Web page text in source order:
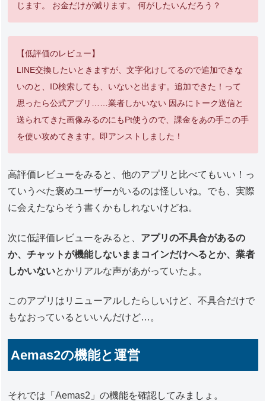
じます。 お金だけが減ります。 何がしたいんだろう？
【低評価のレビュー】
LINE交換したいときますが、文字化けしてるので追加できな
いのと、ID検索しても、いないと出ます。追加できた！って
思ったら公式アプリ……業者しかいない 因みにトーク送信と
送られてきた画像みるのにもPt使うので、課金をあの手この手
を使い攻めてきます。即アンストしました！
高評価レビューをみると、他のアプリと比べてもいい！っ
ていうべた褒めユーザーがいるのは怪しいね。でも、実際
に会えたならそう書くかもしれないけどね。
次に低評価レビューをみると、 アプリの不具合があるの
か、チャットが機能しないままコインだけへるとか、業者
しかいないとかリアルな声があがっていたよ。
このアプリはリニューアルしたらしいけど、不具合だけで
もなおっているといいんだけど…。
Aemas2の機能と運営
それでは「Aemas2」の機能を確認してみましょ。